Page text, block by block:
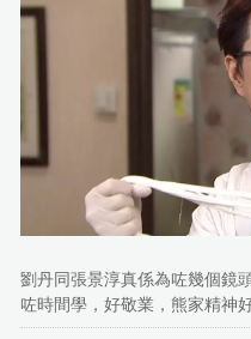
劉丹同張景淳真係為咗幾個鏡
咗時間學，好敬業，熊家精神